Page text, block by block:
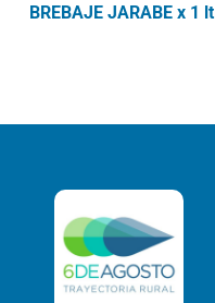
BREBAJE JARABE x 1 lt